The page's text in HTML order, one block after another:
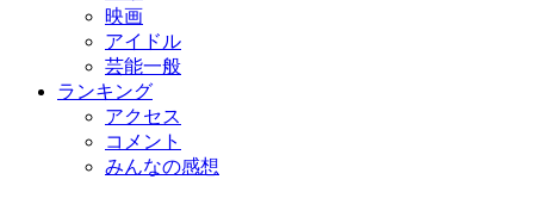
映画
アイドル
芸能一般
ランキング
アクセス
コメント
みんなの感想